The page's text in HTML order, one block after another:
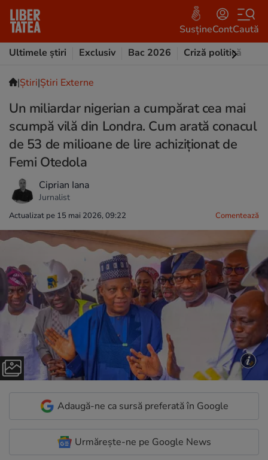
SusțineContCaută
Ultimele știri
Exclusiv Bac 2026 Criză politică
|Ştiri|Știri Externe
Un miliardar nigerian a cumpărat cea mai
scumpă vilă din Londra. Cum arată conacul
de 53 de milioane de lire achiziționat de
Femi Otedola
Ciprian Iana
Jurnalist
Actualizat pe 15 mai 2026, 09:22 Comentează
Adaugă-ne ca sursă preferată în Google
Urmărește-ne pe Google News